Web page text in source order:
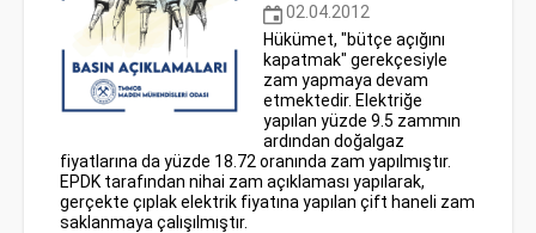
02.04.2012
Hükümet, "bütçe açığını
kapatmak" gerekçesiyle
zam yapmaya devam
etmektedir. Elektriğe
yapılan yüzde 9.5 zammın
ardından doğalgaz
fiyatlarına da yüzde 18.72 oranında zam yapılmıştır.
EPDK tarafından nihai zam açıklaması yapılarak,
gerçekte çıplak elektrik fiyatına yapılan çift haneli zam
saklanmaya çalışılmıştır.